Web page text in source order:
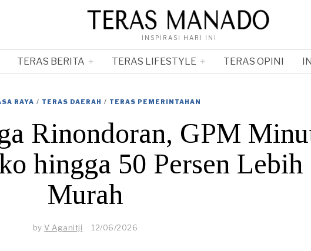
INSPIRASI HARI INI
TERAS BERITA TERAS LIFESTYLE TERAS OPINI
RAYA / TERAS DAERAH / TERAS PEMERINTAHAN
Rinondoran, GPM
hingga 50 Persen Lebih
Murah
byV Aganitji 12/06/2026